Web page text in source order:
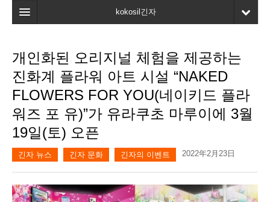
kokosil긴자
검색
최신정보
고객평가
마이페이지
즐겨찾기
개인화된 오리지널 체험을 제공하는
진화계 플라워 아트 시설 “NAKED
FLOWERS FOR YOU(네이키드 플라
워즈 포 유)”가 유라쿠초 마루이에 3월
19일(토) 오픈
긴자 뉴스 긴자 문화 긴자의 이벤트 2022年2月23日